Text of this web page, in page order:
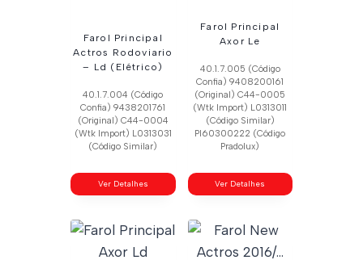
Farol Principal
Actros Rodoviario
– Ld (Elétrico)
40.1.7.004 (Código
Confia) 9438201761
(Original) C44-0004
(Wtk Import) L0313031
(Código Similar)
Ver Detalhes
Farol Principal
Axor Le
40.1.7.005 (Código
Confia) 9408200161
(Original) C44-0005
(Wtk Import) L0313011
(Código Similar)
Pl60300222 (Código
Pradolux)
Ver Detalhes